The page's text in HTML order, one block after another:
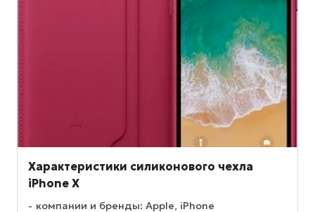
Характеристики силиконового чехла
iPhone X
компании и бренды: Apple, iPhone